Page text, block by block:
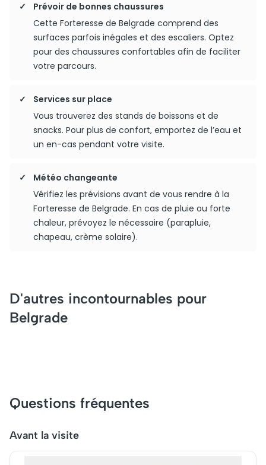
Prévoir de bonnes chaussures
Cette Forteresse de Belgrade comprend des
surfaces parfois inégales et des escaliers. Optez
pour des chaussures confortables afin de faciliter
votre parcours.
Services sur place
Vous trouverez des stands de boissons et de
snacks. Pour plus de confort, emportez de l’eau et
un en-cas pendant votre visite.
Météo changeante
Vérifiez les prévisions avant de vous rendre à la
Forteresse de Belgrade. En cas de pluie ou forte
chaleur, prévoyez le nécessaire (parapluie,
chapeau, crème solaire).
D'autres incontournables pour
Belgrade
Questions fréquentes
Avant la visite